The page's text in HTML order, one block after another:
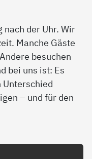
nach der Uhr. Wir
Manche Gäste
besuchen
bei uns ist: Es
Unterschied
– und für den